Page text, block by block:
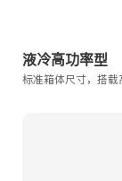
液冷高功率型
标准箱体尺寸，搭